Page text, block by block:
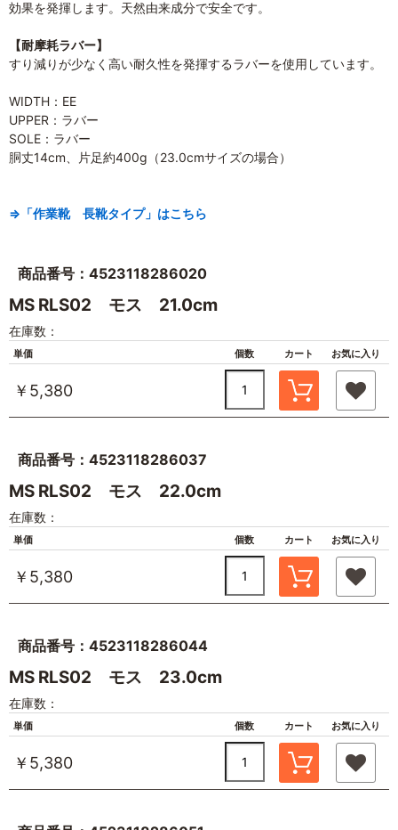
効果を発揮します。天然由来成分で安全です。
【耐摩耗ラバー】
すり減りが少なく高い耐久性を発揮するラバーを使用しています。
WIDTH：EE
UPPER：ラバー
SOLE：ラバー
胴丈14cm、片足約400g（23.0cmサイズの場合）
⇒「作業靴 長靴タイプ」はこちら
商品番号：4523118286020
MS RLS02 モス 21.0cm
在庫数：
単価 個数 カート お気に入り
￥5,380
商品番号：4523118286037
MS RLS02 モス 22.0cm
在庫数：
単価 個数 カート お気に入り
￥5,380
商品番号：4523118286044
MS RLS02 モス 23.0cm
在庫数：
単価 個数 カート お気に入り
￥5,380